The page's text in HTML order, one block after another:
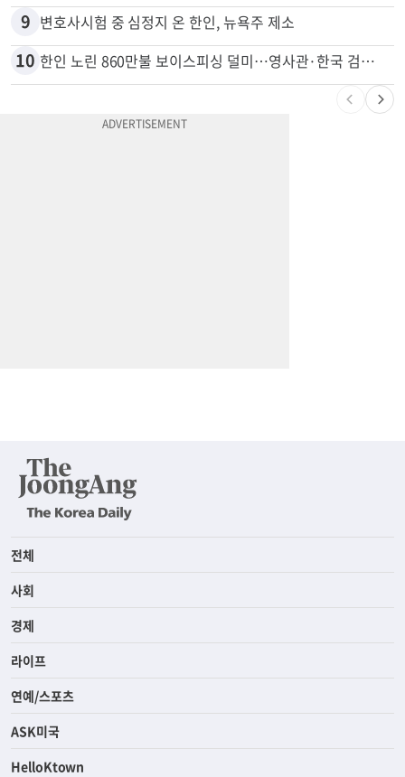
9 변호사시험 중 심정지 온 한인, 뉴욕주 제소
10 한인 노린 860만불 보이스피싱 덜미…영사관·한국 검찰 사칭
전체
사회
경제
라이프
연예/스포츠
ASK미국
HelloKtown